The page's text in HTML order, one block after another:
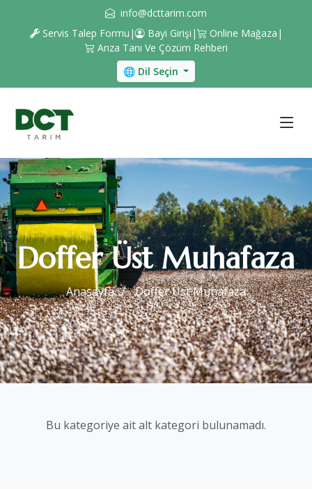
info@dcttarim.com
Servis Talep Formu | Bayi Girişi | Online Mağaza |
Arıza Tanı Ve Çözüm Rehberi
🌐 Dil Seçin
Doffer Üst Muhafaza
Anasayfa Doffer Üst Muhafaza
Bu kategoriye ait alt kategori bulunamadı.